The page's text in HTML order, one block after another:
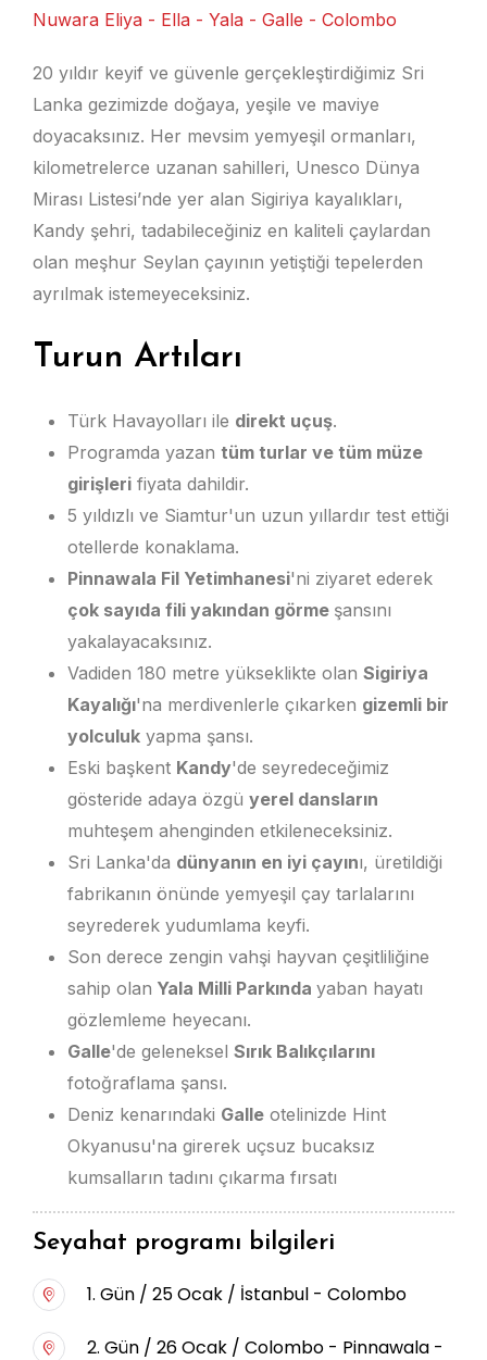
Nuwara Eliya - Ella - Yala - Galle - Colombo
20 yıldır keyif ve güvenle gerçekleştirdiğimiz Sri
Lanka gezimizde doğaya, yeşile ve maviye
doyacaksınız. Her mevsim yemyeşil ormanları,
kilometrelerce uzanan sahilleri, Unesco Dünya
Mirası Listesi’nde yer alan Sigiriya kayalıkları,
Kandy şehri, tadabileceğiniz en kaliteli çaylardan
olan meşhur Seylan çayının yetiştiği tepelerden
ayrılmak istemeyeceksiniz.
Turun Artıları
Türk Havayolları ile direkt uçuş.
Programda yazan tüm turlar ve tüm müze
girişleri fiyata dahildir.
5 yıldızlı ve Siamtur'un uzun yıllardır test ettiği
otellerde konaklama.
Pinnawala Fil Yetimhanesi'ni ziyaret ederek
çok sayıda fili yakından görme şansını
yakalayacaksınız.
Vadiden 180 metre yükseklikte olan Sigiriya
Kayalığı'na merdivenlerle çıkarken gizemli bir
yolculuk yapma şansı.
Eski başkent Kandy'de seyredeceğimiz
gösteride adaya özgü yerel dansların
muhteşem ahenginden etkileneceksiniz.
Sri Lanka'da dünyanın en iyi çayını, üretildiği
fabrikanın önünde yemyeşil çay tarlalarını
seyrederek yudumlama keyfi.
Son derece zengin vahşi hayvan çeşitliliğine
sahip olan Yala Milli Parkında yaban hayatı
gözlemleme heyecanı.
Galle'de geleneksel Sırık Balıkçılarını
fotoğraflama şansı.
Deniz kenarındaki Galle otelinizde Hint
Okyanusu'na girerek uçsuz bucaksız
kumsalların tadını çıkarma fırsatı
Seyahat programı bilgileri
1. Gün / 25 Ocak / İstanbul - Colombo
2. Gün / 26 Ocak / Colombo - Pinnawala -